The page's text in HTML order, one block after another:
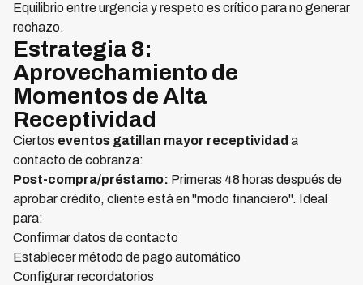
Equilibrio entre urgencia y respeto es crítico para no generar
rechazo.
Estrategia 8:
Aprovechamiento de
Momentos de Alta
Receptividad
Ciertos eventos gatillan mayor receptividad a
contacto de cobranza:
Post-compra/préstamo: Primeras 48 horas después de
aprobar crédito, cliente está en "modo financiero". Ideal
para:
Confirmar datos de contacto
Establecer método de pago automático
Configurar recordatorios